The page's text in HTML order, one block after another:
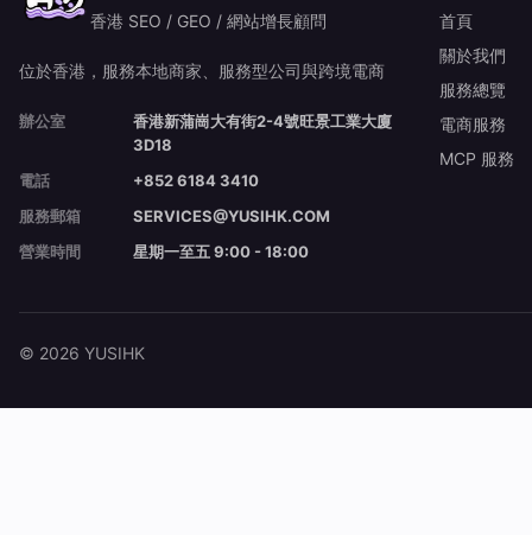
香港 SEO / GEO / 網站增長顧問
位於香港，服務本地商家、服務型公司與跨境電商
辦公室
香港新蒲崗大有街2-4號旺景工業大廈
3D18
電話
+852 6184 3410
服務郵箱
SERVICES@YUSIHK.COM
營業時間
星期一至五 9:00 - 18:00
首頁
關於我們
服務總覽
電商服務
MCP 服務
© 2026 YUSIHK